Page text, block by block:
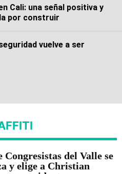
Cali: una señal positiva y
por construir
vuelve a ser
Congresistas del Valle se
y elige a Christian